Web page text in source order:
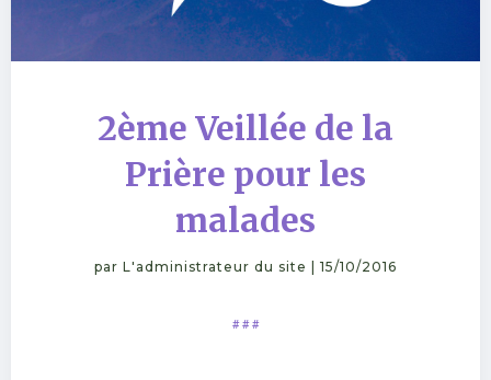
2ème Veillée de la
Prière pour les
malades
par L'administrateur du site 15/10/2016
# # #